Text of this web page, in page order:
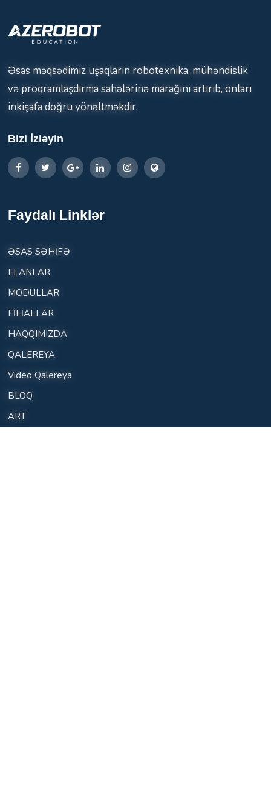
Əsas məqsədimiz uşaqların robotexnika, mühəndislik
və proqramlaşdırma sahələrinə marağını artırıb, onları
inkişafa doğru yönəltməkdir.
Bizi İzləyin
Faydalı Linklər
ƏSAS SƏHİFƏ
ELANLAR
MODULLAR
FİLİALLAR
HAQQIMIZDA
QALEREYA
Video Qalereya
BLOQ
ART